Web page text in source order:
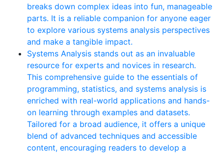
breaks down complex ideas into fun, manageable
parts. It is a reliable companion for anyone eager
to explore various systems analysis perspectives
and make a tangible impact.
Systems Analysis stands out as an invaluable
resource for experts and novices in research.
This comprehensive guide to the essentials of
programming, statistics, and systems analysis is
enriched with real-world applications and hands-
on learning through examples and datasets.
Tailored for a broad audience, it offers a unique
blend of advanced techniques and accessible
content, encouraging readers to develop a